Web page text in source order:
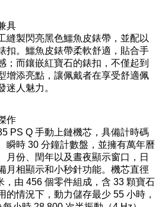
具
縫製閃亮黑色鱷魚皮錶帶，並配以
扣。鱷魚皮錶帶柔軟舒適，貼合手
；而鑲嵌紅寶石的錶扣，不僅起到
增添亮點，讓佩戴者在享受舒適佩
迷人魅力。
作
PS Q 手動上鏈機芯，具備計時碼
瞬時 30 分鐘計數盤，並擁有萬年曆
月份、閏年以及晝夜顯示窗口，日
月相顯示和小秒針功能。機芯直徑
，由 456 個零件組成，含 33 顆寶石
的情況下，動力儲存最少 55 小時，